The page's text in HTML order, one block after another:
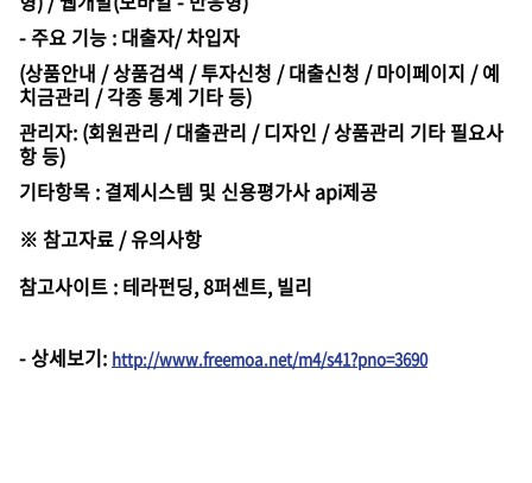
- 주요 기능 : 대출자/ 차입자
(상품안내 / 상품검색 / 투자신청 / 대출신청 / 마이페이지 / 예
치금관리 / 각종 통계 기타 등)
관리자: (회원관리 / 대출관리 / 디자인 / 상품관리 기타 필요사
항 등)
기타항목 : 결제시스템 및 신용평가사 api제공
※ 참고자료 / 유의사항
참고사이트 : 테라펀딩, 8퍼센트, 빌리
-상세보기: http://www.freemoa.net/m4/s41?pno=3690